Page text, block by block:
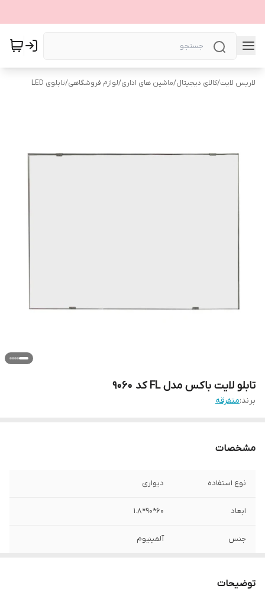
لاریس لایت/کالای دیجیتال/ماشین های اداری/لوازم فروشگاهی/تابلوی LED
تابلو لایت باکس مدل FL کد 9060
برند:متفرقه
مشخصات
نوع استفاده دیواری
ابعاد 60*90*1.8
جنس آلمینیوم
توضیحات